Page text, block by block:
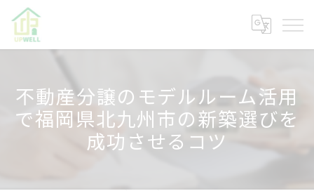
不動産分譲のモデルルーム活用
で福岡県北九州市の新築選びを
成功させるコツ